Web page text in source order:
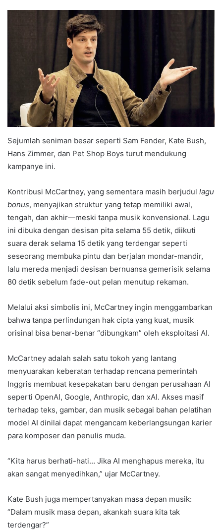
Sejumlah seniman besar seperti Sam Fender, Kate Bush,
Hans Zimmer, dan Pet Shop Boys turut mendukung
kampanye ini.
Kontribusi McCartney, yang sementara masih berjudul lagu
bonus, menyajikan struktur yang tetap memiliki awal,
tengah, dan akhir—meski tanpa musik konvensional. Lagu
ini dibuka dengan desisan pita selama 55 detik, diikuti
suara derak selama 15 detik yang terdengar seperti
seseorang membuka pintu dan berjalan mondar-mandir,
lalu mereda menjadi desisan bernuansa gemerisik selama
80 detik sebelum fade-out pelan menutup rekaman.
Melalui aksi simbolis ini, McCartney ingin menggambarkan
bahwa tanpa perlindungan hak cipta yang kuat, musik
orisinal bisa benar-benar “dibungkam” oleh eksploitasi AI.
McCartney adalah salah satu tokoh yang lantang
menyuarakan keberatan terhadap rencana pemerintah
Inggris membuat kesepakatan baru dengan perusahaan AI
seperti OpenAI, Google, Anthropic, dan xAI. Akses masif
terhadap teks, gambar, dan musik sebagai bahan pelatihan
model AI dinilai dapat mengancam keberlangsungan karier
para komposer dan penulis muda.
“Kita harus berhati-hati… Jika AI menghapus mereka, itu
akan sangat menyedihkan,” ujar McCartney.
Kate Bush juga mempertanyakan masa depan musik:
“Dalam musik masa depan, akankah suara kita tak
terdengar?”